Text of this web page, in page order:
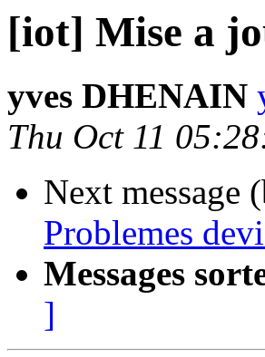
[iot] Mise a
yves DHENAIN
Thu Oct 11
Next message
Problemes
Messages
]